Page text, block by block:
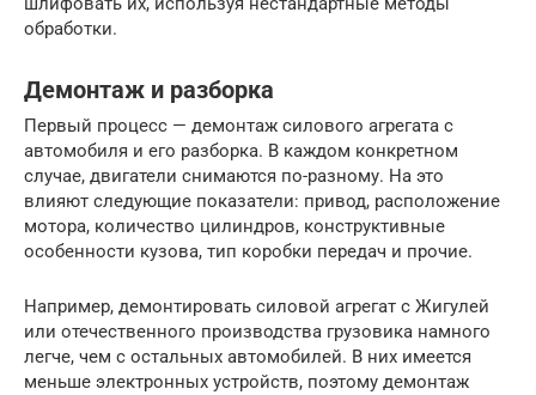
обработки.
Демонтаж и разборка
Первый процесс — демонтаж силового агрегата с
автомобиля и его разборка. В каждом конкретном
случае, двигатели снимаются по-разному. На это
влияют следующие показатели: привод, расположение
мотора, количество цилиндров, конструктивные
особенности кузова, тип коробки передач и прочие.
Например, демонтировать силовой агрегат с Жигулей
или отечественного производства грузовика намного
легче, чем с остальных автомобилей. В них имеется
меньше электронных устройств, поэтому демонтаж